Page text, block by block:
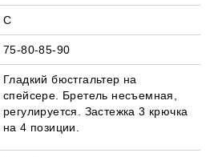
С
75-80-85-90
Гладкий бюстгальтер на
спейсере. Бретель несъемная,
регулируется. Застежка 3 крючка
на 4 позиции.